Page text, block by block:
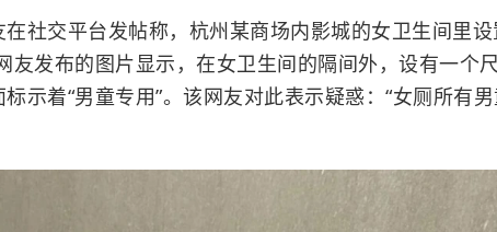
社交平台发帖称，杭州某商场内影城的女卫生间里设
友发布的图片显示，在女卫生间的隔间外，设有一个
示着“男童专用”。该网友对此表示疑惑：“女厕所有男